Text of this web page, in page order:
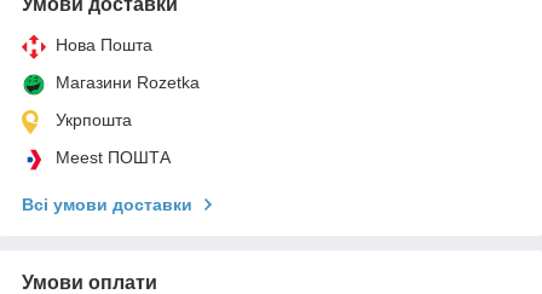
Нова Пошта
Магазини Rozetka
Укрпошта
Meest ПОШТА
Всі умови доставки
Умови оплати